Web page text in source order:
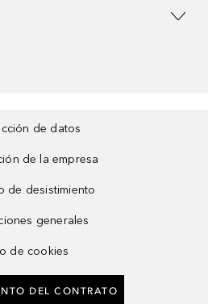
de datos
de la empresa
de desistimiento
generales
de cookies
DEL CONTRATO